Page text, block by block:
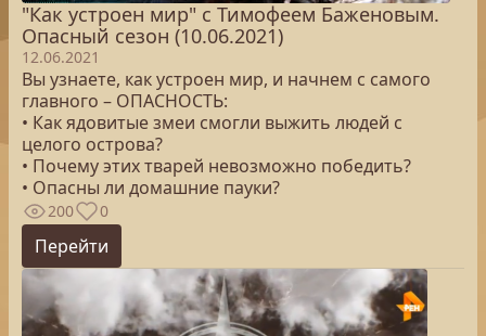
"Как устроен мир" с Тимофеем Баженовым.
Опасный сезон (10.06.2021)
12.06.2021
Вы узнаете, как устроен мир, и начнем с самого
главного – ОПАСНОСТЬ:
• Как ядовитые змеи смогли выжить людей с
целого острова?
• Почему этих тварей невозможно победить?
• Опасны ли домашние пауки?
200 0
Перейти